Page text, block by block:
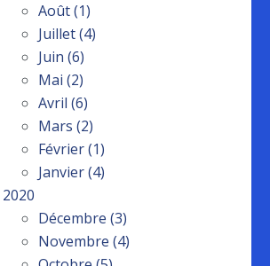
Août(1)
Juillet(4)
Juin (6)
Mai (2)
Avril (6)
Mars (2)
Février(1)
Janvier(4)
2020
Décembre (3)
Novembre (4)